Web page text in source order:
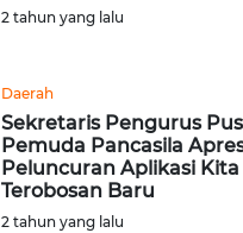
2 tahun yang lalu
Daerah
Sekretaris Pengurus
Pemuda Pancasila
Peluncuran Aplikasi Kita
Terobosan Baru
2 tahun yang lalu